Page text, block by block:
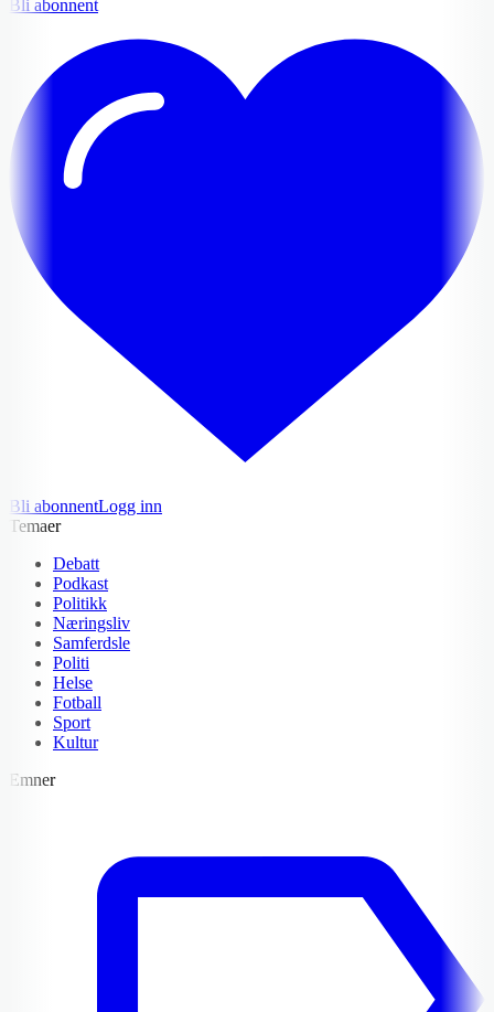
Bli abonnent
Bli abonnentLogg inn
Temaer
Debatt
Podkast
Politikk
Næringsliv
Samferdsle
Politi
Helse
Fotball
Sport
Kultur
Emner